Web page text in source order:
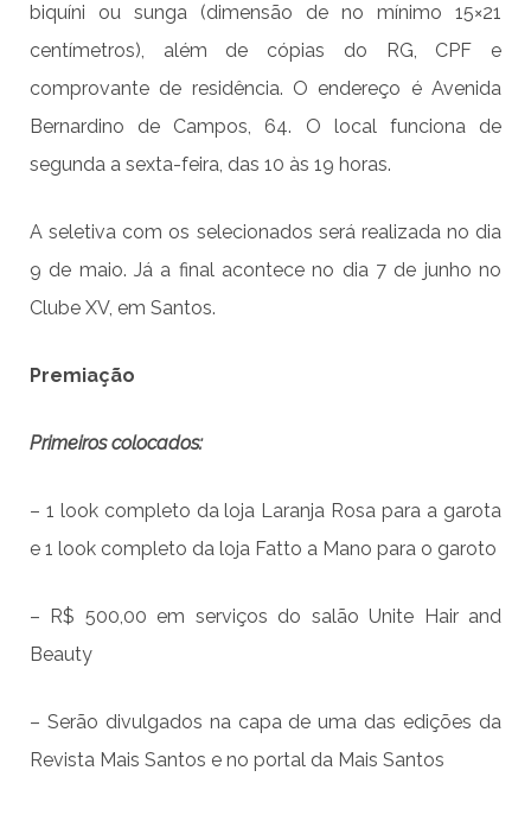
biquíni ou sunga (dimensão de no mínimo 15×21
centímetros), além de cópias do RG, CPF e
comprovante de residência. O endereço é Avenida
Bernardino de Campos, 64. O local funciona de
segunda a sexta-feira, das 10 às 19 horas.
A seletiva com os selecionados será realizada no dia
9 de maio. Já a final acontece no dia 7 de junho no
Clube XV, em Santos.
Premiação
Primeiros colocados:
– 1 look completo da loja Laranja Rosa para a garota
e 1 look completo da loja Fatto a Mano para o garoto
– R$ 500,00 em serviços do salão Unite Hair and
Beauty
– Serão divulgados na capa de uma das edições da
Revista Mais Santos e no portal da Mais Santos